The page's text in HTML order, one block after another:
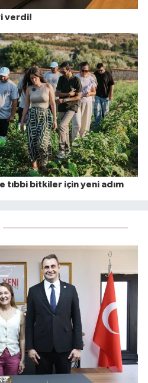
verdi!
tıbbi bitkiler için yeni adım